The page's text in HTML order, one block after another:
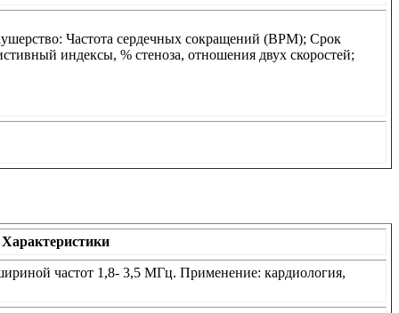
Частота сердечных сокращений (ВРМ); Срок
индексы, % стеноза, отношения двух скоростей;
Характеристики
частот 1,8- 3,5 МГц. Применение: кардиология,